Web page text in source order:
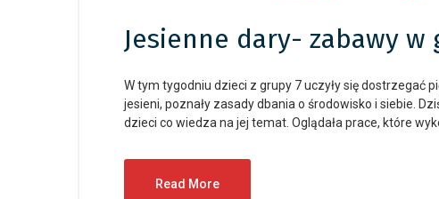
Jesienne dary- zabawy w
W tym tygodniu dzieci z grupy 7 uczyły się dostrzegać
jesieni, poznały zasady dbania o środowisko i siebie.
dzieci co wiedza na jej temat. Oglądała prace, które
Read More